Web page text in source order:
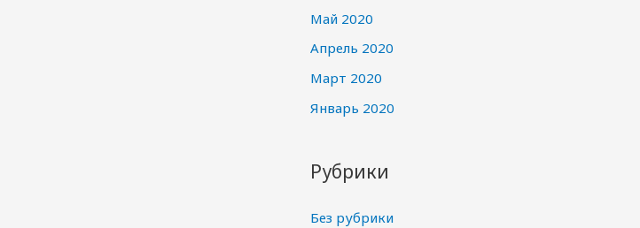
Май 2020
Апрель 2020
Март 2020
Январь 2020
Рубрики
Без рубрики